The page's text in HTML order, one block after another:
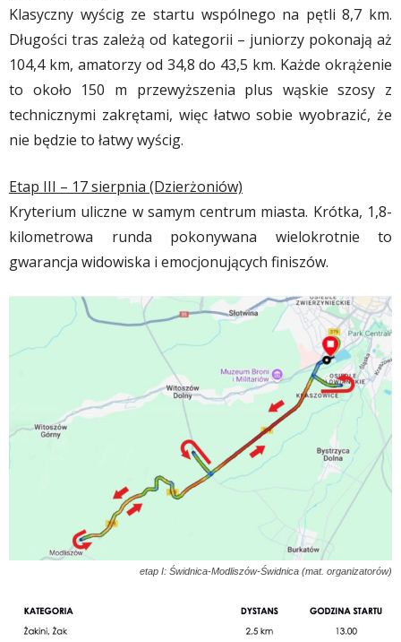
Klasyczny wyścig ze startu wspólnego na pętli 8,7 km.
Długości tras zależą od kategorii – juniorzy pokonają aż
104,4 km, amatorzy od 34,8 do 43,5 km. Każde okrążenie
to około 150 m przewyższenia plus wąskie szosy z
technicznymi zakrętami, więc łatwo sobie wyobrazić, że
nie będzie to łatwy wyścig.
Etap III – 17 sierpnia (Dzierżoniów)
Kryterium uliczne w samym centrum miasta. Krótka, 1,8-
kilometrowa runda pokonywana wielokrotnie to
gwarancja widowiska i emocjonujących finiszów.
etap I: Świdnica-Modliszów-Świdnica (mat. organizatorów)